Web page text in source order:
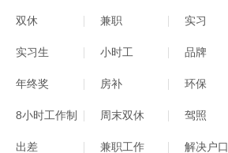
双休 兼职 实习
实习生 小时工 品牌
年终奖 房补 环保
8小时工作制 周末双休 驾照
出差 兼职工作 解决户口